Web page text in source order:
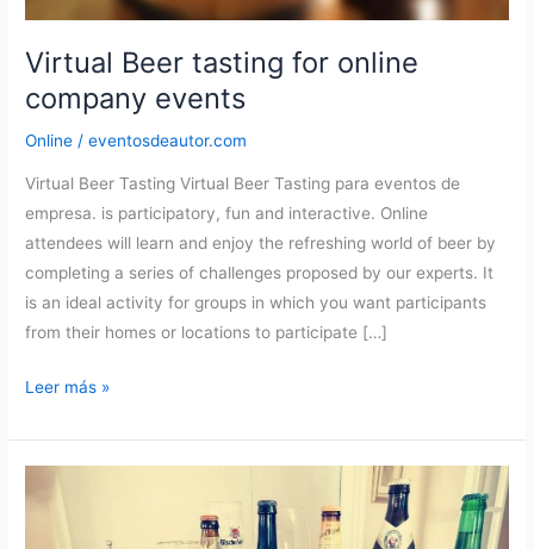
Virtual Beer tasting for online
company events
Online /eventosdeautor.com
Virtual Beer Tasting Virtual Beer Tasting para eventos de
empresa. is participatory, fun and interactive. Online
attendees will learn and enjoy the refreshing world of beer by
completing a series of challenges proposed by our experts. It
is an ideal activity for groups in which you want participants
from their homes or locations to participate […]
Virtual
tasting
online
Leer más »